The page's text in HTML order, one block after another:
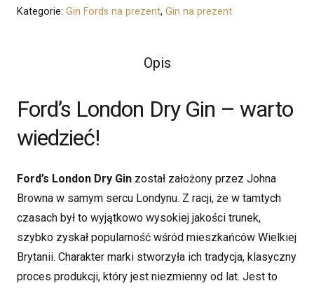
Kategorie: Gin Fords na prezent, Gin na prezent
Opis
Ford’s London Dry Gin – warto
wiedzieć!
Ford’s London Dry Gin został założony przez Johna
Browna w samym sercu Londynu. Z racji, że w tamtych
czasach był to wyjątkowo wysokiej jakości trunek,
szybko zyskał popularność wśród mieszkańców Wielkiej
Brytanii. Charakter marki stworzyła ich tradycja, klasyczny
proces produkcji, który jest niezmienny od lat. Jest to